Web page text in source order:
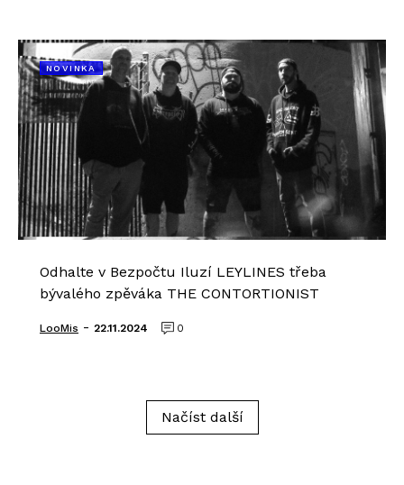
NOVINKA
Odhalte v Bezpočtu Iluzí LEYLINES třeba
bývalého zpěváka THE CONTORTIONIST
LooMis - 22.11.2024 0
Načíst další